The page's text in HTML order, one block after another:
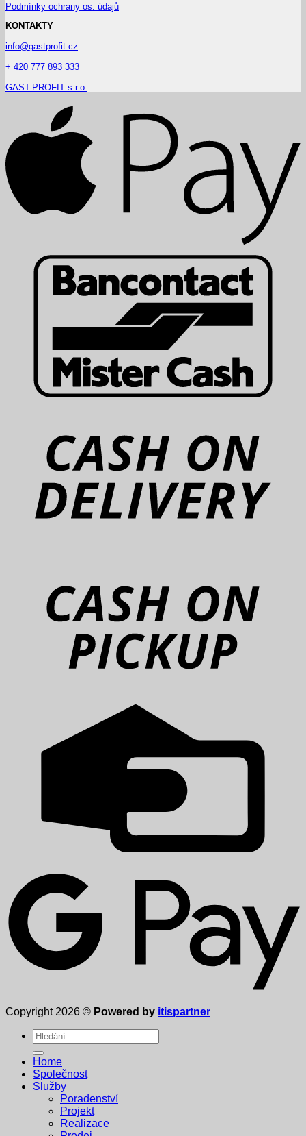
Podmínky ochrany os. údajů
KONTAKTY
info@gastprofit.cz
+ 420 777 893 333
GAST-PROFIT s.r.o.
Copyright 2026 © Powered by itispartner
Hledat:
Home
Společnost
Služby
Poradenství
Projekt
Realizace